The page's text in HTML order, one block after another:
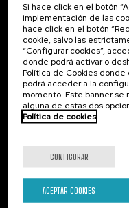
Contacto
Palacio Miramar
Paseo de Miraconcha, 48
20007 Donostia / San Sebastián
Gipuzkoa, Spain
Contacta con nosotros
Si hace click en el botón
implementación de las
hace click en el botón
cookie, salvo las
“Configurar cookies”,
donde podrá activar o
Política de Cookies
podrá acceder a la
momento. Este banner
alguna de estas dos
Política de cookies
CONFIGURAR
ACEPTAR COOKIES